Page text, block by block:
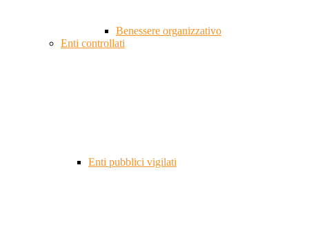
Benessere organizzativo
Enti controllati
Enti pubblici vigilati